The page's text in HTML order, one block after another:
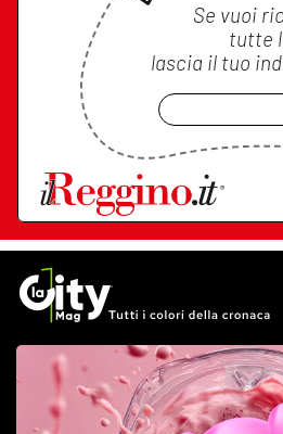
Se vuoi
tutte
lascia il tuo